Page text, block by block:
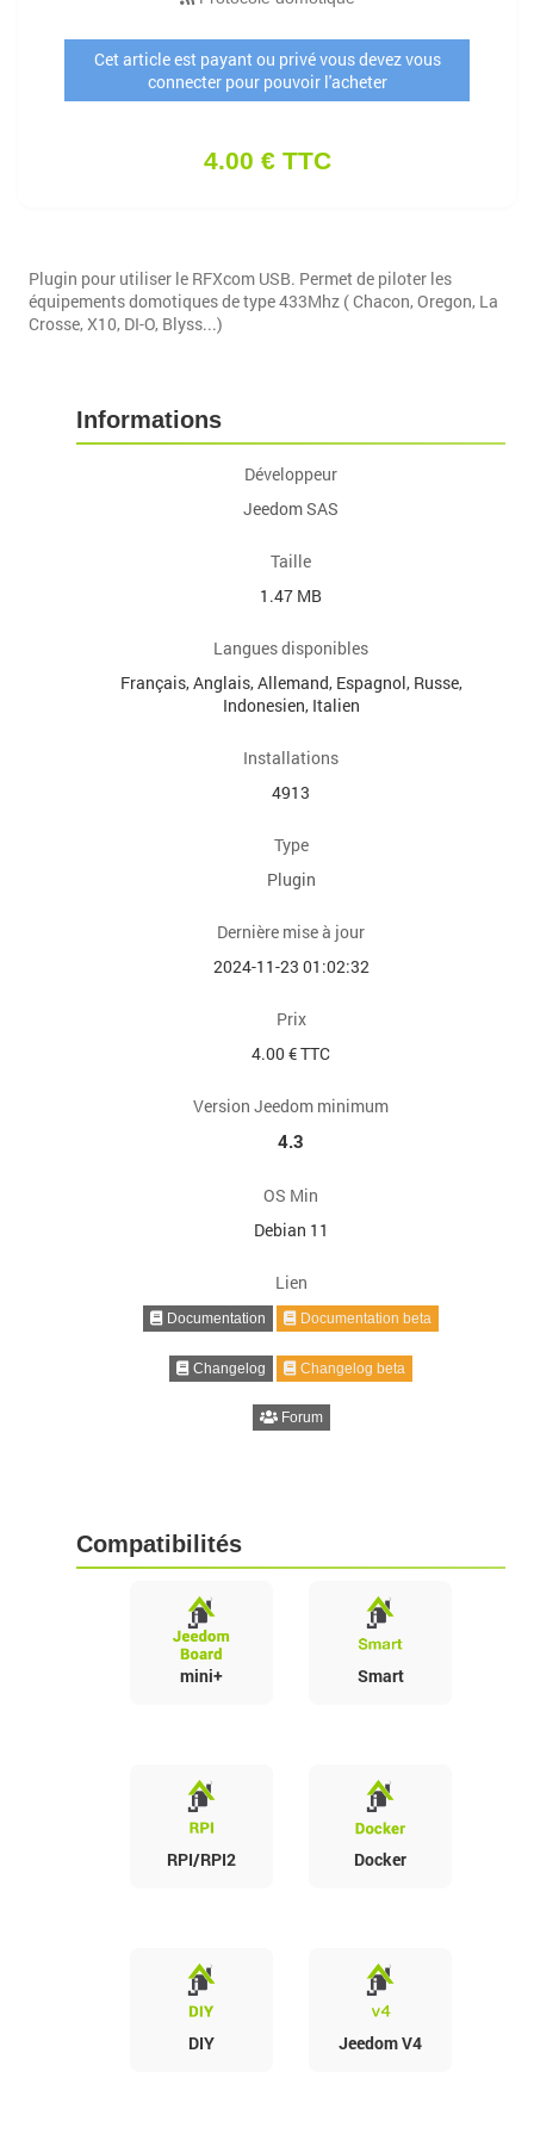
Cet article est payant ou privé vous devez vous
connecter pour pouvoir l'acheter
4.00 € TTC
Plugin pour utiliser le RFXcom USB. Permet de piloter les
équipements domotiques de type 433Mhz ( Chacon, Oregon, La
Crosse, X10, DI-O, Blyss...)
Informations
Développeur
Jeedom SAS
Taille
1.47 MB
Langues disponibles
Français, Anglais, Allemand, Espagnol, Russe,
Indonesien, Italien
Installations
4913
Type
Plugin
Dernière mise à jour
2024-11-23 01:02:32
Prix
4.00 € TTC
Version Jeedom minimum
4.3
OS Min
Debian 11
Lien
Documentation Documentation beta
Changelog Changelog beta
Forum
Compatibilités
mini+ Smart
RPI/RPI2 Docker
DIY Jeedom V4